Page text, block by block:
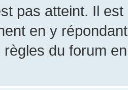
pas atteint. Il
en y
du forum